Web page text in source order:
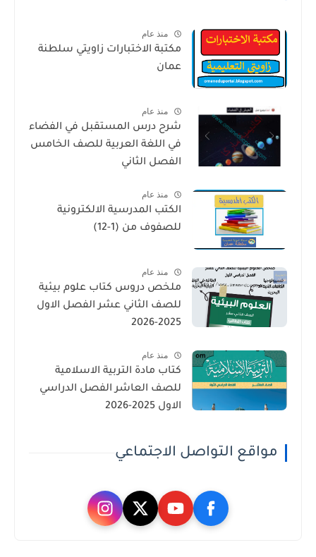
منذ عام
مكتبة الاختبارات زاويتي سلطنة
عمان
منذ عام
شرح درس المستقبل في الفضاء
في اللغة العربية للصف الخامس
الفصل الثاني
منذ عام
الكتب المدرسية الالكترونية
للصفوف من (1-12)
منذ عام
ملخص دروس كتاب علوم بيئية
للصف الثاني عشر الفصل الاول
2025-2026
منذ عام
كتاب مادة التربية الاسلامية
للصف العاشر الفصل الدراسي
الاول 2025-2026
مواقع التواصل الاجتماعي